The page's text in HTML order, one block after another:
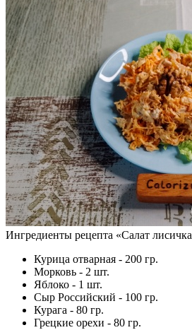
Ингредиенты рецепта «Салат лисичка
Курица отварная - 200 гр.
Морковь - 2 шт.
Яблоко - 1 шт.
Сыр Российский - 100 гр.
Курага - 80 гр.
Грецкие орехи - 80 гр.